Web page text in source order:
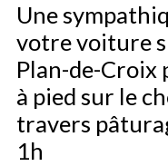
Une
votre voiture
Plan-de-
à pied sur le
travers
1h